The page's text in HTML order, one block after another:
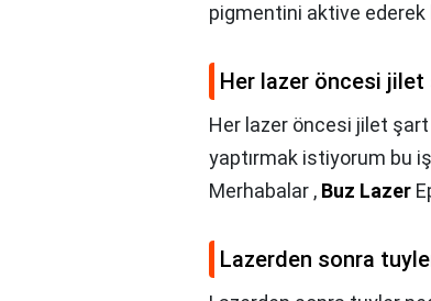
pigmentini aktive
Her lazer öncesi jilet
Her lazer öncesi jilet şart
yaptırmak istiyorum bu
Merhabalar , Buz Lazer
Lazerden sonra